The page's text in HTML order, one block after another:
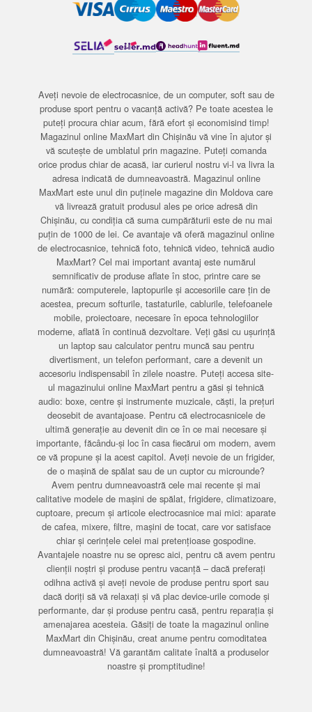
Aveți nevoie de electrocasnice, de un computer, soft sau de
produse sport pentru o vacanță activă? Pe toate acestea le
puteți procura chiar acum, fără efort și economisind timp!
Magazinul online MaxMart din Chișinău vă vine în ajutor și
vă scutește de umblatul prin magazine. Puteți comanda
orice produs chiar de acasă, iar curierul nostru vi-l va livra la
adresa indicată de dumneavoastră. Magazinul online
MaxMart este unul din puținele magazine din Moldova care
vă livrează gratuit produsul ales pe orice adresă din
Chișinău, cu condiția că suma cumpărăturii este de nu mai
puțin de 1000 de lei. Ce avantaje vă oferă magazinul online
de electrocasnice, tehnică foto, tehnică video, tehnică audio
MaxMart? Cel mai important avantaj este numărul
semnificativ de produse aflate în stoc, printre care se
numără: computerele, laptopurile și accesoriile care țin de
acestea, precum softurile, tastaturile, cablurile, telefoanele
mobile, proiectoare, necesare în epoca tehnologiilor
moderne, aflată în continuă dezvoltare. Veți găsi cu ușurință
un laptop sau calculator pentru muncă sau pentru
divertisment, un telefon performant, care a devenit un
accesoriu indispensabil în zilele noastre. Puteți accesa site-
ul magazinului online MaxMart pentru a găsi și tehnică
audio: boxe, centre și instrumente muzicale, căști, la prețuri
deosebit de avantajoase. Pentru că electrocasnicele de
ultimă generație au devenit din ce în ce mai necesare și
importante, făcându-și loc în casa fiecărui om modern, avem
ce vă propune și la acest capitol. Aveți nevoie de un frigider,
de o mașină de spălat sau de un cuptor cu microunde?
Avem pentru dumneavoastră cele mai recente și mai
calitative modele de mașini de spălat, frigidere, climatizoare,
cuptoare, precum și articole electrocasnice mai mici: aparate
de cafea, mixere, filtre, mașini de tocat, care vor satisface
chiar și cerințele celei mai pretențioase gospodine.
Avantajele noastre nu se opresc aici, pentru că avem pentru
clienții noștri și produse pentru vacanță – dacă preferați
odihna activă și aveți nevoie de produse pentru sport sau
dacă doriți să vă relaxați și vă plac device-urile comode și
performante, dar și produse pentru casă, pentru reparația și
amenajarea acesteia. Găsiți de toate la magazinul online
MaxMart din Chișinău, creat anume pentru comoditatea
dumneavoastră! Vă garantăm calitate înaltă a produselor
noastre și promptitudine!